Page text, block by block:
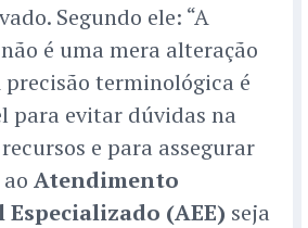
Segundo ele: “A
é uma mera alteração
precisão terminológica é
para evitar dúvidas na
e para assegurar
Atendimento
Especializado (AEE) seja